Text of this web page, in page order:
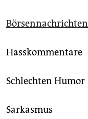
Börsennachrichten
Hasskommentare
Schlechten Humor
Sarkasmus